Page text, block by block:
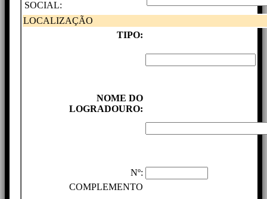
SOCIAL:
LOCALIZAÇÃO
TIPO:
NOME DO
LOGRADOURO:
Nº:
COMPLEMENTO